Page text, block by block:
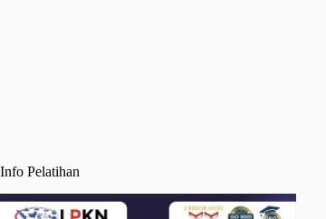
Info Pelatihan